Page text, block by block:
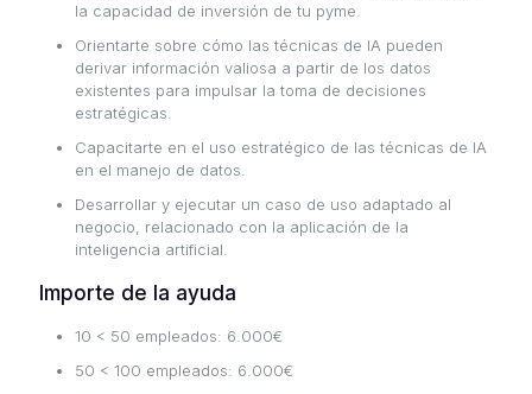
la capacidad de inversión de tu pyme.
Orientarte sobre cómo las técnicas de IA pueden
derivar información valiosa a partir de los datos
existentes para impulsar la toma de decisiones
estratégicas.
Capacitarte en el uso estratégico de las técnicas de IA
en el manejo de datos.
Desarrollar y ejecutar un caso de uso adaptado al
negocio, relacionado con la aplicación de la
inteligencia artificial.
Importe de la ayuda
10 < 50 empleados: 6.000€
50 < 100 empleados: 6.000€